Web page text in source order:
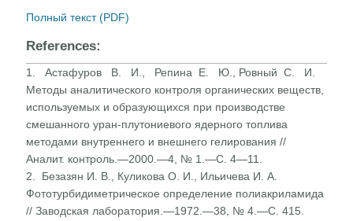
Полный текст (PDF)
References:
1. Астафуров В. И., Репина Е. Ю., Ровный С. И.
Методы аналитического контроля органических веществ,
используемых и образующихся при производстве
смешанного уран-плутониевого ядерного топлива
методами внутреннего и внешнего гелирования //
Аналит. контроль.—2000.—4, № 1.—С. 4—11.
2. Безазян И. В., Куликова О. И., Ильичева И. А.
Фототурбидиметрическое определение полиакриламида
// Заводская лаборатория.—1972.—38, № 4.—С. 415.